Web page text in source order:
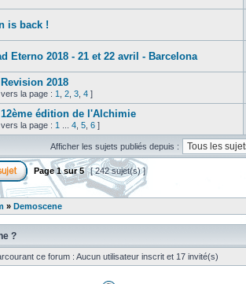
is back !
Eterno 2018 - 21 et 22 avril - Barcelona
2018
la page : 1 2 3 4 ]
édition de l'Alchimie
la page : 1 4 5 6 ]
Afficher les sujets publiés depuis :
Page1sur5 [ 242 sujet(s) ]
» Demoscene
?
ce forum : Aucun utilisateur inscrit et 17 invité(s)